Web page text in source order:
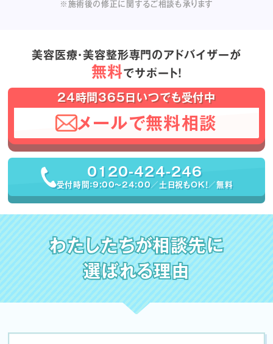
※施術後の修正に関するご相談も承ります
美容医療・美容整形専門のアドバイザーが
無料でサポート！
24時間365日いつでも受付中
メールで無料相談
0120-424-246
受付時間：9:00〜24:00／土日祝もOK！／無料
わたしたちが相談先に
選ばれる理由